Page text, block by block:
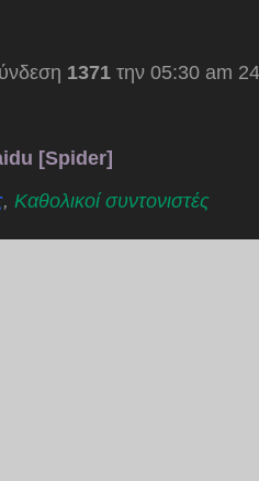
1371την 05:30 am
[Spider]
, Καθολικοί συντονιστές